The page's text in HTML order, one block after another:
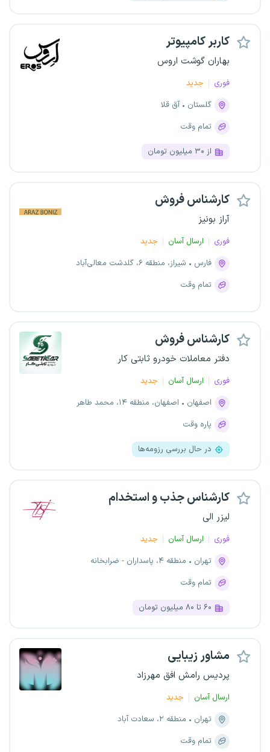
کاربر کامپیوتر
بهاران گوشت اروس
فوری
جدید
گلستان
آق قلا
تمام وقت
از ۳۰ میلیون تومان
کارشناس فروش
آراز بونیز
فوری ارسال آسان
جدید
فارس
شیراز، منطقه ۶، گلدشت معالی‌آباد
تمام وقت
کارشناس فروش
دفتر معاملات خودرو ثابتی کار
فوری ارسال آسان
جدید
اصفهان
اصفهان، منطقه ۱۴، محمد طاهر
پاره وقت
در حال بررسی رزومه‌ها
کارشناس جذب و استخدام
لیزر الی
فوری ارسال آسان
جدید
تهران
منطقه ۴، پاسداران - ضرابخانه
تمام وقت
۶۰ تا ۸۰ میلیون تومان
مشاور زیبایی
پردیس رامش افق مهرزاد
ارسال آسان
جدید
تهران
منطقه ۲، سعادت آباد
تمام وقت